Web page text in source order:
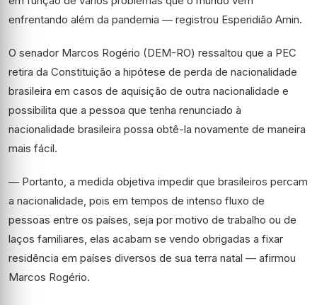
enfrentando além da pandemia — registrou Esperidião Amin.
O senador Marcos Rogério (DEM-RO) ressaltou que a PEC
retira da Constituição a hipótese de perda de nacionalidade
brasileira em casos de aquisição de outra nacionalidade e
possibilita que a pessoa que tenha renunciado à
nacionalidade brasileira possa obtê-la novamente de maneira
mais fácil.
— Portanto, a medida objetiva impedir que brasileiros percam
a nacionalidade, pois em tempos de intenso fluxo de
pessoas entre os países, seja por motivo de trabalho ou de
laços familiares, elas acabam se vendo obrigadas a fixar
residência em países diversos de sua terra natal — afirmou
Marcos Rogério.